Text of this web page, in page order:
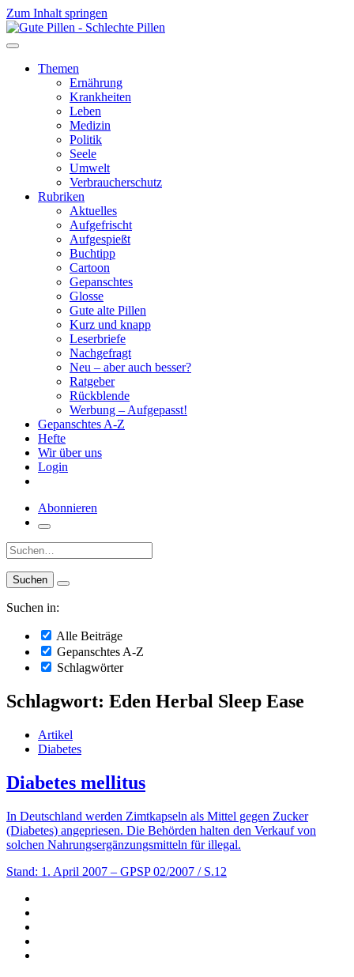
Zum Inhalt springen
Themen
Ernährung
Krankheiten
Leben
Medizin
Politik
Seele
Umwelt
Verbraucherschutz
Rubriken
Aktuelles
Aufgefrischt
Aufgespießt
Buchtipp
Cartoon
Gepanschtes
Glosse
Gute alte Pillen
Kurz und knapp
Leserbriefe
Nachgefragt
Neu – aber auch besser?
Ratgeber
Rückblende
Werbung – Aufgepasst!
Gepanschtes A-Z
Hefte
Wir über uns
Login
Abonnieren
Suche:
Suchen in:
Alle Beiträge
Gepanschtes A-Z
Schlagwörter
Schlagwort: Eden Herbal Sleep Ease
Artikel
Diabetes
Diabetes mellitus
In Deutschland werden Zimtkapseln als Mittel gegen Zucker
(Diabetes) angepriesen. Die Behörden halten den Verkauf von
solchen Nahrungsergänzungsmitteln für illegal.
Stand: 1. April 2007 – GPSP 02/2007 / S.12